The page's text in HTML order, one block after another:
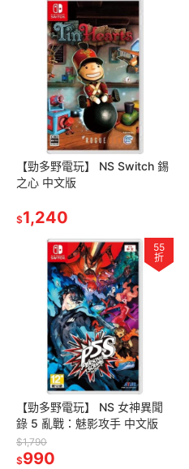
【勁多野電玩】 NS Switch 錫
之心 中文版
$1,240
55
折
【勁多野電玩】 NS 女神異聞
錄 5 亂戰：魅影攻手 中文版
$1,790
$990